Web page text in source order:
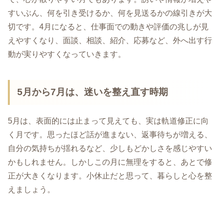
すいぶん、何を引き受けるか、何を見送るかの線引きが大
切です。4月になると、仕事面での動きや評価の兆しが見
えやすくなり、面談、相談、紹介、応募など、外へ出す行
動が実りやすくなっていきます。
5月から7月は、迷いを整え直す時期
5月は、表面的には止まって見えても、実は軌道修正に向
く月です。思ったほど話が進まない、返事待ちが増える、
自分の気持ちが揺れるなど、少しもどかしさを感じやすい
かもしれません。しかしこの月に無理をすると、あとで修
正が大きくなります。小休止だと思って、暮らしと心を整
えましょう。